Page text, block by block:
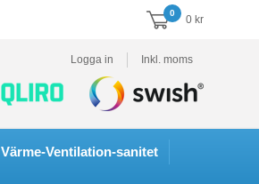
0
0 kr
Logga in Inkl. moms
Värme-Ventilation-sanitet